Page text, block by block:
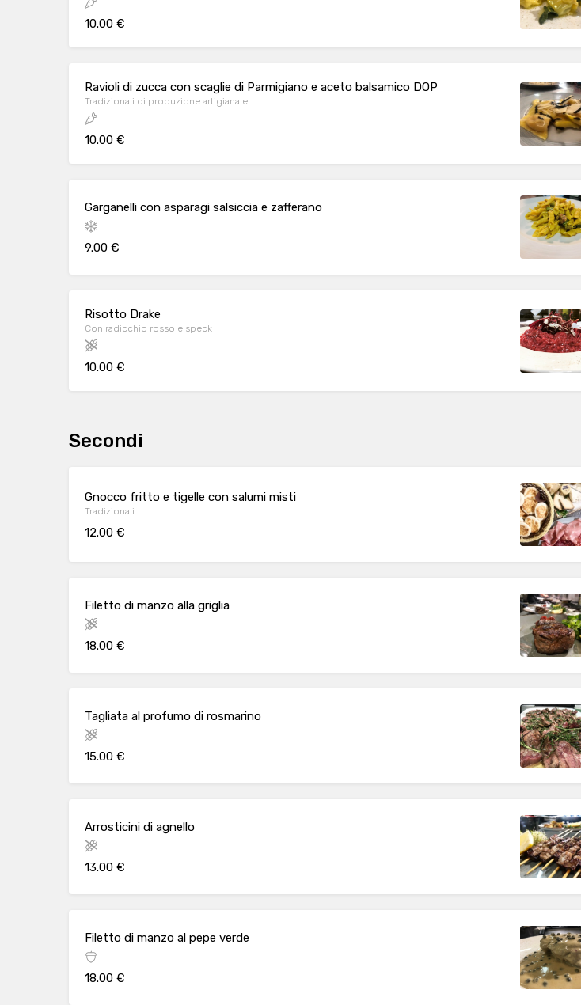
10.00 €
Ravioli di zucca con scaglie di Parmigiano e aceto balsamico DOP
Tradizionali di produzione artigianale
10.00 €
Garganelli con asparagi salsiccia e zafferano
9.00 €
Risotto Drake
Con radicchio rosso e speck
10.00 €
Secondi
Gnocco fritto e tigelle con salumi misti
Tradizionali
12.00 €
Filetto di manzo alla griglia
18.00 €
Tagliata al profumo di rosmarino
15.00 €
Arrosticini di agnello
13.00 €
Filetto di manzo al pepe verde
18.00 €